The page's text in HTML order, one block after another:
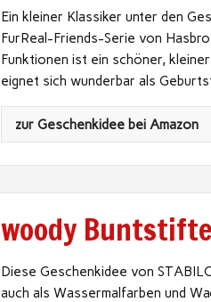
Ein kleiner Klassiker unter den
FurReal-Friends-Serie von
Funktionen ist ein schöner,
eignet sich wunderbar als
zur Geschenkidee bei Amazon
woody
Diese Geschenkidee von
auch als Wassermalfarben und